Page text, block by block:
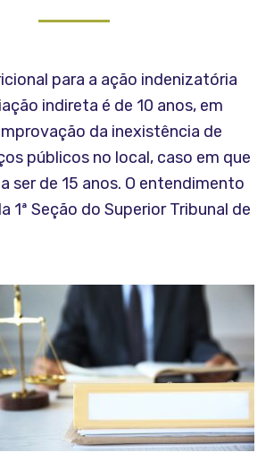
para a ação indenizatória
indireta é de 10 anos, em
da inexistência de
públicos no local, caso em que
ser de 15 anos. O entendimento
1ª Seção do Superior Tribunal de